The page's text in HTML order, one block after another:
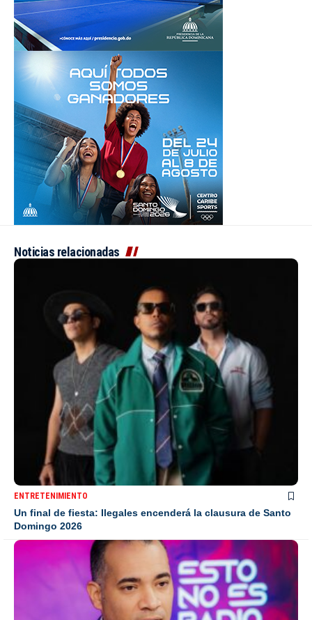
Noticias relacionadas
ENTRETENIMIENTO
Un final de fiesta: Ilegales encenderá la clausura de Santo
Domingo 2026